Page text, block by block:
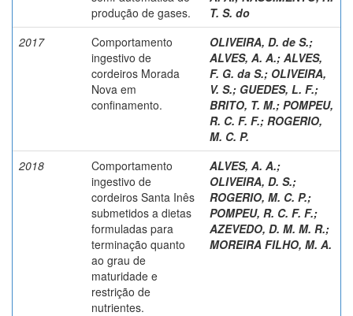
produção de gases.
T. S. do
2017
Comportamento
ingestivo de
cordeiros Morada
Nova em
confinamento.
OLIVEIRA, D. de S.;
ALVES, A. A.; ALVES,
F. G. da S.; OLIVEIRA,
V. S.; GUEDES, L. F.;
BRITO, T. M.; POMPEU,
R. C. F. F.; ROGERIO,
M. C. P.
2018
Comportamento
ingestivo de
cordeiros Santa Inês
submetidos a dietas
formuladas para
terminação quanto
ao grau de
maturidade e
restrição de
nutrientes.
ALVES, A. A.;
OLIVEIRA, D. S.;
ROGERIO, M. C. P.;
POMPEU, R. C. F. F.;
AZEVEDO, D. M. M. R.;
MOREIRA FILHO, M. A.